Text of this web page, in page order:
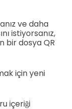
ve daha
istiyorsanız,
bir dosya QR
için yeni
içeriği